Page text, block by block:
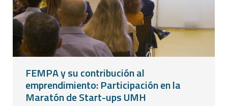
FEMPA y su contribución al
emprendimiento: Participación en la
Maratón de Start-ups UMH